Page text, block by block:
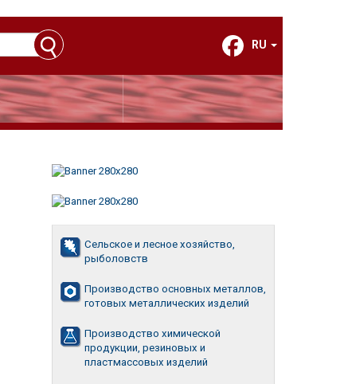
RU
Сельское и лесное хозяйство,
рыболовств
Производство основных металлов,
готовых металлических изделий
Производство химической
продукции, резиновых и
пластмассовых изделий